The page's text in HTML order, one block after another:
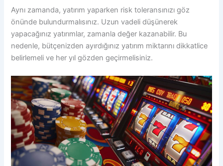
Aynı zamanda, yatırım yaparken risk toleransınızı göz
önünde bulundurmalısınız. Uzun vadeli düşünerek
yapacağınız yatırımlar, zamanla değer kazanabilir. Bu
nedenle, bütçenizden ayırdığınız yatırım miktarını dikkatlice
belirlemeli ve her yıl gözden geçirmelisiniz.